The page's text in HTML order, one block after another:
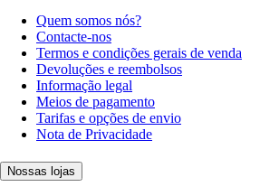
Quem somos nós?
Contacte-nos
Termos e condições gerais de venda
Devoluções e reembolsos
Informação legal
Meios de pagamento
Tarifas e opções de envio
Nota de Privacidade
Nossas lojas